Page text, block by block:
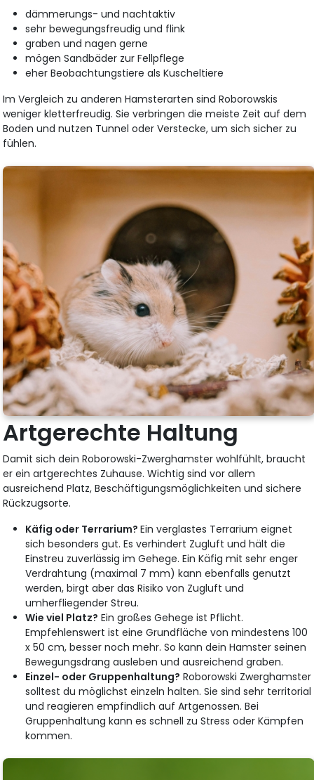
dämmerungs- und nachtaktiv
sehr bewegungsfreudig und flink
graben und nagen gerne
mögen Sandbäder zur Fellpflege
eher Beobachtungstiere als Kuscheltiere
Im Vergleich zu anderen Hamsterarten sind Roborowskis
weniger kletterfreudig. Sie verbringen die meiste Zeit auf dem
Boden und nutzen Tunnel oder Verstecke, um sich sicher zu
fühlen.
Artgerechte Haltung
Damit sich dein Roborowski-Zwerghamster wohlfühlt, braucht
er ein artgerechtes Zuhause. Wichtig sind vor allem
ausreichend Platz, Beschäftigungsmöglichkeiten und sichere
Rückzugsorte.
Käfig oder Terrarium?Ein verglastes Terrarium eignet
sich besonders gut. Es verhindert Zugluft und hält die
Einstreu zuverlässig im Gehege. Ein Käfig mit sehr enger
Verdrahtung (maximal 7 mm) kann ebenfalls genutzt
werden, birgt aber das Risiko von Zugluft und
umherfliegender Streu.
Wie viel Platz? Ein großes Gehege ist Pflicht.
Empfehlenswert ist eine Grundfläche von mindestens 100
x 50 cm, besser noch mehr. So kann dein Hamster seinen
Bewegungsdrang ausleben und ausreichend graben.
Einzel- oder Gruppenhaltung? Roborowski Zwerghamster
solltest du möglichst einzeln halten. Sie sind sehr territorial
und reagieren empfindlich auf Artgenossen. Bei
Gruppenhaltung kann es schnell zu Stress oder Kämpfen
kommen.